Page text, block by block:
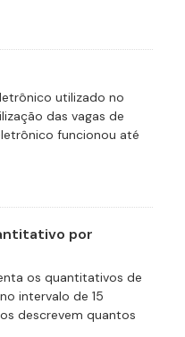
utilizado no
das vagas de
funcionou até
por
os quantitativos de
intervalo de 15
descrevem quantos